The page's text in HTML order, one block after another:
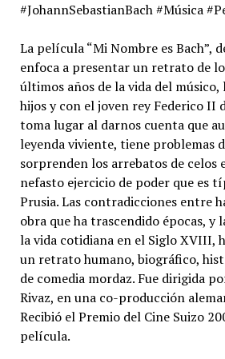
#JohannSebastianBach #Música
La película “Mi Nombre es Bach”,
enfoca a presentar un retrato de
últimos años de la vida del
hijos y con el joven rey Federico II
toma lugar al darnos cuenta que
leyenda viviente, tiene problemas
sorprenden los arrebatos de celos
nefasto ejercicio de poder que es
Prusia. Las contradicciones entre
obra que ha trascendido épocas, y
la vida cotidiana en el Siglo XVIII,
un retrato humano, biográfico,
de comedia mordaz. Fue dirigida
Rivaz, en una co-producción
Recibió el Premio del Cine Suizo
película.